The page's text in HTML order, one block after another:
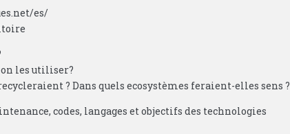
es/
les utiliser?
? Dans quels ecosystèmes feraient-elles sens ?
codes, langages et objectifs des technologies